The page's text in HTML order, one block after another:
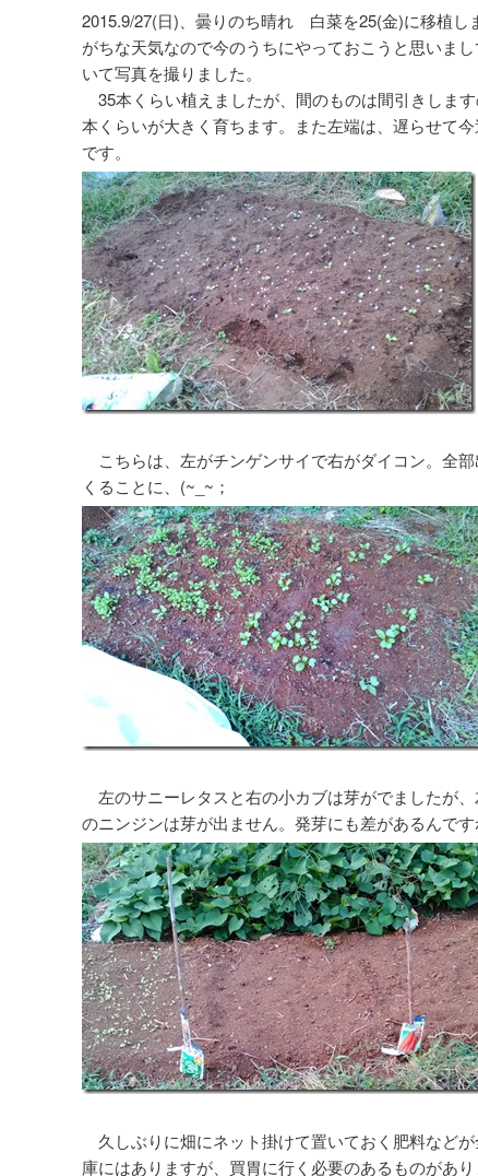
2015.9/27(日)、曇りのち晴れ 白菜を25(金)に移植し
がちな天気なので今のうちにやっておこうと思いま
いて写真を撮りました。
35本くらい植えましたが、間のものは間引きしま
本くらいが大きく育ちます。また左端は、遅らせて
です。
こちらは、左がチンゲンサイで右がダイコン。全
くることに、(~_~；
左のサニーレタスと右の小カブは芽がでましたが
のニンジンは芽が出ません。発芽にも差があるんです
久しぶりに畑にネット掛けて置いておく肥料など
庫にはありますが、買胃に行く必要のあるものがあり